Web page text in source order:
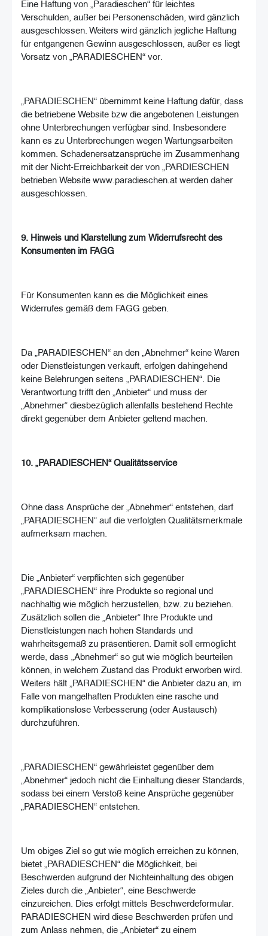
Eine Haftung von „Paradieschen“ für leichtes
Verschulden, außer bei Personenschäden, wird gänzlich
ausgeschlossen. Weiters wird gänzlich jegliche Haftung
für entgangenen Gewinn ausgeschlossen, außer es liegt
Vorsatz von „PARADIESCHEN“ vor.
„PARADIESCHEN“ übernimmt keine Haftung dafür, dass
die betriebene Website bzw die angebotenen Leistungen
ohne Unterbrechungen verfügbar sind. Insbesondere
kann es zu Unterbrechungen wegen Wartungsarbeiten
kommen. Schadenersatzansprüche im Zusammenhang
mit der Nicht-Erreichbarkeit der von „PARDIESCHEN
betrieben Website www.paradieschen.at werden daher
ausgeschlossen.
9. Hinweis und Klarstellung zum Widerrufsrecht des
Konsumenten im FAGG
Für Konsumenten kann es die Möglichkeit eines
Widerrufes gemäß dem FAGG geben.
Da „PARADIESCHEN“ an den „Abnehmer“ keine Waren
oder Dienstleistungen verkauft, erfolgen dahingehend
keine Belehrungen seitens „PARADIESCHEN“. Die
Verantwortung trifft den „Anbieter“ und muss der
„Abnehmer“ diesbezüglich allenfalls bestehend Rechte
direkt gegenüber dem Anbieter geltend machen.
10. „PARADIESCHEN“ Qualitätsservice
Ohne dass Ansprüche der „Abnehmer“ entstehen, darf
„PARADIESCHEN“ auf die verfolgten Qualitätsmerkmale
aufmerksam machen.
Die „Anbieter“ verpflichten sich gegenüber
„PARADIESCHEN“ ihre Produkte so regional und
nachhaltig wie möglich herzustellen, bzw. zu beziehen.
Zusätzlich sollen die „Anbieter“ Ihre Produkte und
Dienstleistungen nach hohen Standards und
wahrheitsgemäß zu präsentieren. Damit soll ermöglicht
werde, dass „Abnehmer“ so gut wie möglich beurteilen
können, in welchem Zustand das Produkt erworben wird.
Weiters hält „PARADIESCHEN“ die Anbieter dazu an, im
Falle von mangelhaften Produkten eine rasche und
komplikationslose Verbesserung (oder Austausch)
durchzuführen.
„PARADIESCHEN“ gewährleistet gegenüber dem
„Abnehmer“ jedoch nicht die Einhaltung dieser Standards,
sodass bei einem Verstoß keine Ansprüche gegenüber
„PARADIESCHEN“ entstehen.
Um obiges Ziel so gut wie möglich erreichen zu können,
bietet „PARADIESCHEN“ die Möglichkeit, bei
Beschwerden aufgrund der Nichteinhaltung des obigen
Zieles durch die „Anbieter“, eine Beschwerde
einzureichen. Dies erfolgt mittels Beschwerdeformular.
PARADIESCHEN wird diese Beschwerden prüfen und
zum Anlass nehmen, die „Anbieter“ zu einem